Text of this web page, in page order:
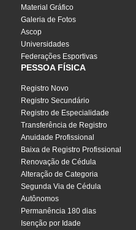
Material Gráfico
Galeria de Fotos
Ascop
Universidades
Federações Esportivas
PESSOA FÍSICA
Registro Novo
Registro Secundário
Registro de Especialidade
Transferência de Registro
Anuidade Profissional
Baixa de Registro Profissional
Renovação de Cédula
Alteração de Categoria
Segunda Via de Cédula
Autônomos
Permanência 180 dias
Isenção por Idade